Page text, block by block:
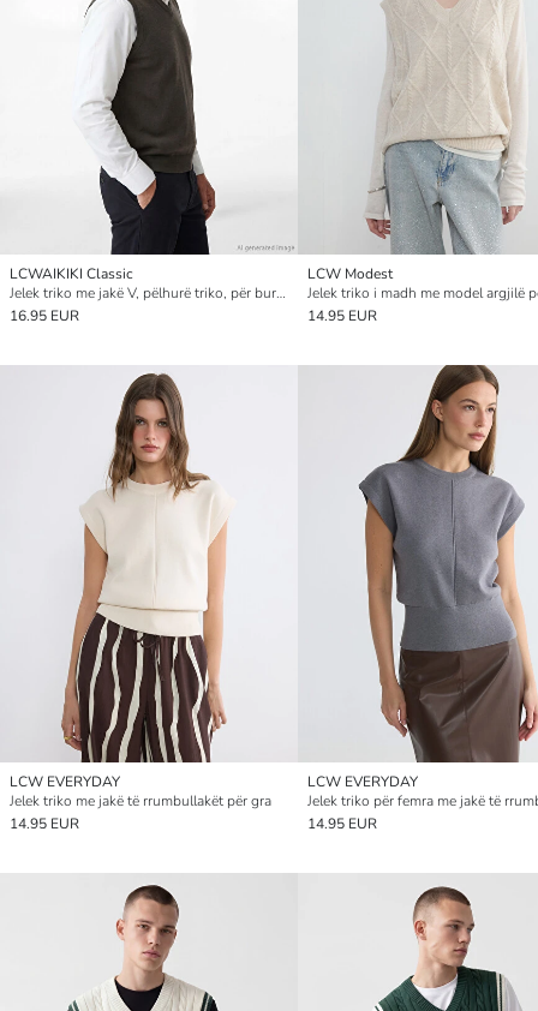
LCWAIKIKI Classic
Jelek triko me jakë V, pëlhurë triko, për burra, me prerje standarde
16.95 EUR
LCW Modest
Jelek triko i madh me model argjilë
14.95 EUR
LCW EVERYDAY
Jelek triko me jakë të rrumbullakët për gra
14.95 EUR
LCW EVERYDAY
Jelek triko për femra me jakë të
14.95 EUR